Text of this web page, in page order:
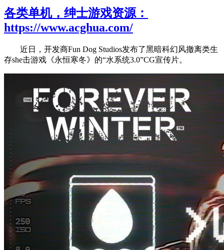
各类单机，绅士游戏资源：
https://www.acghua.com/
近日，开发商Fun Dog Studios发布了黑暗科幻风撤离类生
存she击游戏《永恒寒冬》的“水系统3.0”CG宣传片。